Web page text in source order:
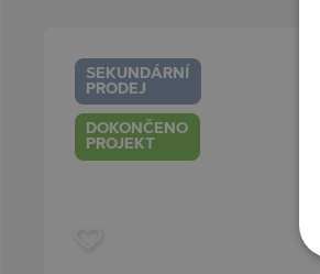
SEKUNDÁRNÍ
PRODEJ
DOKONČENO
PROJEKT